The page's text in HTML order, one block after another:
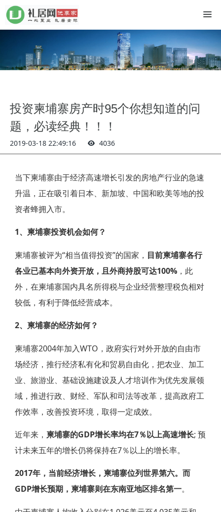
投资柬埔寨房产时95个你想知道的问
题，必读经典！！！
2019-03-18 22:49:16 4036
当下柬埔寨由于经济高速增长引发的房地产行业的急速
升温，正在吸引着日本、新加坡、中国和欧美等地的投
资者蜂拥入市。
1、柬埔寨投资机会如何？
柬埔寨被评为“相当值得投资”的国家， 目前柬埔寨各行
各业已基本向外资开放，且外商持股可达100% ，此
外，在柬埔寨国内具名所得税与企业经营整理税负相对
较低，有利于降低经营成本。
2、柬埔寨的经济如何？
柬埔寨2004年加入WTO，政府实行对外开放的自由市
场经济，推行经济私有化和贸易自由化，把农业、加工
业、旅游业、基础设施建设及人才培训作为优先发展领
域，推进行政、财经、军队和司法等改革，提高政府工
作效率，改善投资环境，取得一定成效。
近年来， 柬埔寨的GDP增长率均在7％以上高速增长; 预
计未来五年的增长仍将保持在7％以上的增长率。
2017年，当前经济增长，柬埔寨位列世界第六。而
GDP增长预期，柬埔寨则在东南亚地区排名第一。